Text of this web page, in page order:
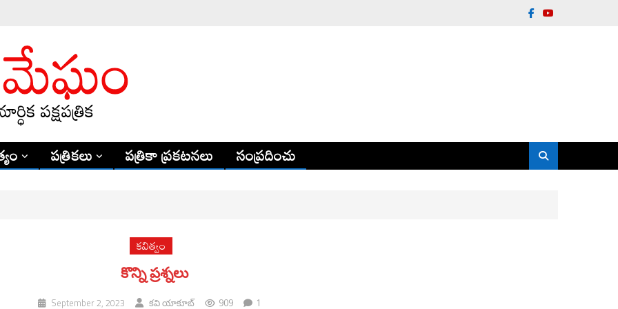
పత్రికలు పత్రికా ప్రకటనలు సంప్రదించు
కవిత్వం
కొన్ని ప్రశ్నలు
September 2, 2023 కవి యాకూబ్ 909 1